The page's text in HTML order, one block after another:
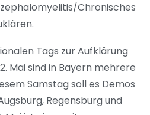
Chronisches
Tags zur Aufklärung
Mai sind in Bayern mehrere
Samstag soll es Demos
Regensburg und